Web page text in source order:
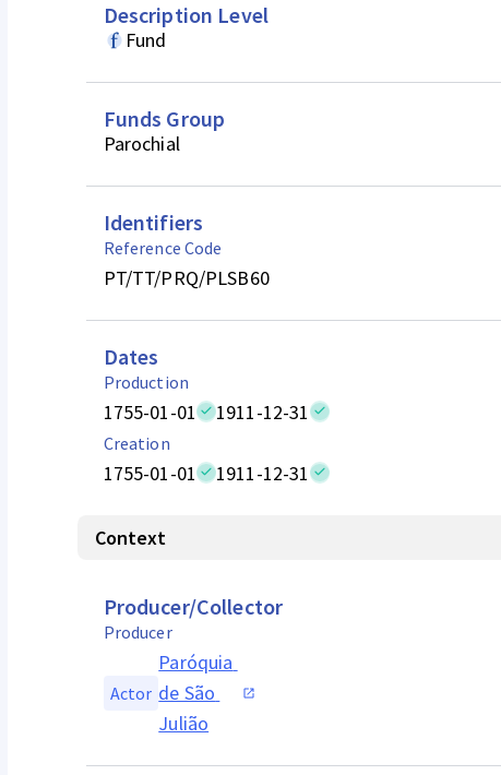
Description Level
Fund
Funds Group
Parochial
Identifiers
Reference Code
PT/TT/PRQ/PLSB60
Dates
Production
1755-01-01 1911-12-31
Creation
1755-01-01 1911-12-31
Context
Producer/Collector
Producer
Actor
Paróquia
de São
Julião